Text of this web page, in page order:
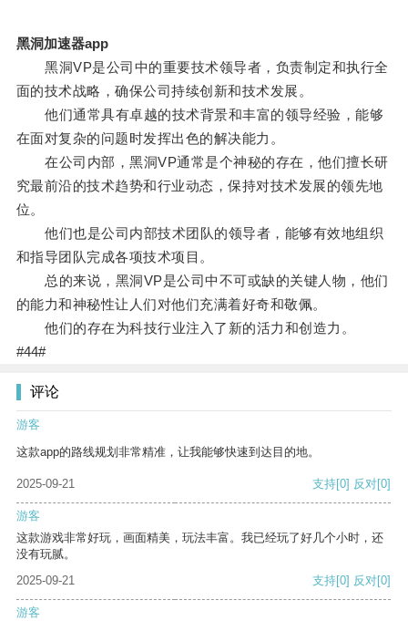
黑洞加速器app
黑洞VP是公司中的重要技术领导者，负责制定和执行全
面的技术战略，确保公司持续创新和技术发展。
他们通常具有卓越的技术背景和丰富的领导经验，能够
在面对复杂的问题时发挥出色的解决能力。
在公司内部，黑洞VP通常是个神秘的存在，他们擅长研
究最前沿的技术趋势和行业动态，保持对技术发展的领先地
位。
他们也是公司内部技术团队的领导者，能够有效地组织
和指导团队完成各项技术项目。
总的来说，黑洞VP是公司中不可或缺的关键人物，他们
的能力和神秘性让人们对他们充满着好奇和敬佩。
他们的存在为科技行业注入了新的活力和创造力。
#44#
评论
游客
这款app的路线规划非常精准，让我能够快速到达目的地。
2025-09-21 支持[0] 反对[0]
游客
这款游戏非常好玩，画面精美，玩法丰富。我已经玩了好几个小时，还
没有玩腻。
2025-09-21
支持[0] 反对[0]
游客